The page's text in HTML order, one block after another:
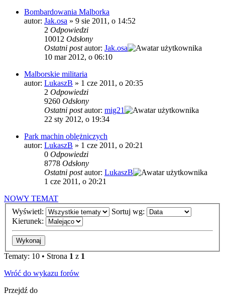
Bombardowania Malborka
autor: Jak.osa » 9 sie 2011, o 14:52
2 Odpowiedzi
10012 Odsłony
Ostatni postautor: Jak.osa
10 mar 2012, o 06:10
Malborskie militaria
autor: LukaszB » 1 cze 2011, o 20:35
2 Odpowiedzi
9260 Odsłony
Ostatni postautor: mig21
22 sty 2012, o 19:34
Park machin oblężniczych
autor: LukaszB » 1 cze 2011, o 20:21
0 Odpowiedzi
8778 Odsłony
Ostatni postautor: LukaszB
1 cze 2011, o 20:21
NOWY TEMAT
Wyświetl:
Sortuj wg:
Kierunek:
Tematy: 10 • Strona 1 z 1
Wróć do wykazu forów
Przejdź do